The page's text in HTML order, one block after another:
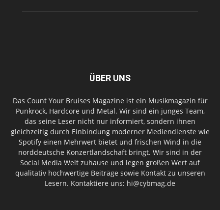
ÜBER UNS
Das Count Your Bruises Magazine ist ein Musikmagazin für
Punkrock, Hardcore und Metal. Wir sind ein junges Team,
das seine Leser nicht nur informiert, sondern ihnen
gleichzeitig durch Einbindung moderner Mediendienste wie
Spotify einen Mehrwert bietet und frischen Wind in die
norddeutsche Konzertlandschaft bringt. Wir sind in der
Social Media Welt zuhause und legen großen Wert auf
qualitativ hochwertige Beiträge sowie Kontakt zu unseren
Lesern. Kontaktiere uns: hi@cybmag.de